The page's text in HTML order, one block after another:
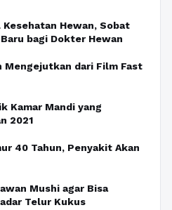
Hewan, Sobat
bagi Dokter Hewan
Mengejutkan dari Film Fast
Kamar Mandi yang
2021
40 Tahun, Penyakit Akan
Mushi agar Bisa
Telur Kukus